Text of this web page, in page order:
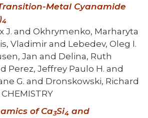
Metal Cyanamide
4
J. and Okhrymenko, Marharyta
Vladimir and Lebedev, Oleg I.
Jan and Delina, Ruth
Perez, Jeffrey Paulo H. and
G. and Dronskowski, Richard
of Ca3Si4 and